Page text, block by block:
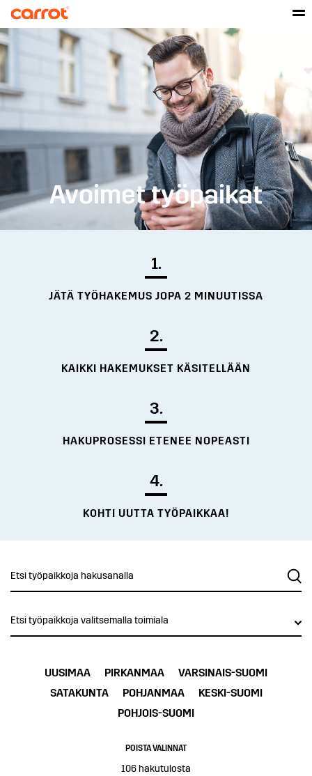
Avoimet työpaikat
1.
JÄTÄ TYÖHAKEMUS JOPA 2 MINUUTISSA
2.
KAIKKI HAKEMUKSET KÄSITELLÄÄN
3.
HAKUPROSESSI ETENEE NOPEASTI
4.
KOHTI UUTTA TYÖPAIKKAA!
Etsi työpaikkoja valitsemalla toimiala
UUSIMAA PIRKANMAA
VARSINAIS-SUOMI
SATAKUNTA
POHJANMAA
KESKI-SUOMI
POHJOIS-SUOMI
POISTA VALINNAT
106hakutulosta